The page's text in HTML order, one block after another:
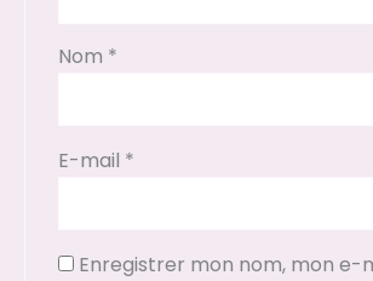
Nom *
E-mail *
Enregistrer mon nom, mon e-